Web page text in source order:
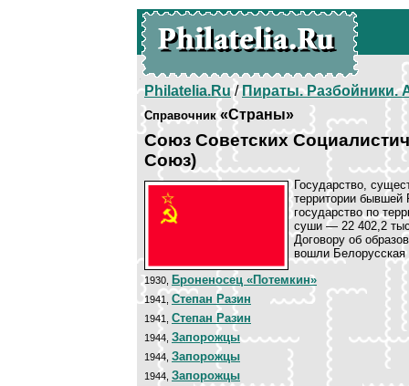
Philatelia.Ru/Пираты. Разбойники.
Справочник«Страны»
Союз Советских
Союз)
Государство,
территории бывшей
государство по
суши — 22 402,2
Договору об
вошли
1930, Броненосец «Потемкин»
1941, Степан Разин
1941, Степан Разин
1944, Запорожцы
1944, Запорожцы
1944, Запорожцы